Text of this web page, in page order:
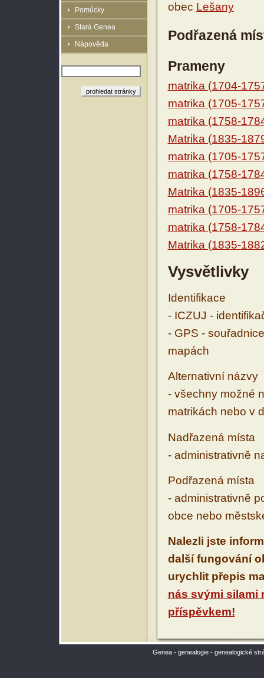
Pomůcky
Stará Genea
Nápověda
obec Lešany
Podřazená
Prameny
matrika (1704-
matrika (1705-
matrika (1758-
Matrika (1835-
matrika (1705-
matrika (1758-
Matrika (1835-
matrika (1705-
matrika (1758-
Matrika (1835-
Vysvětlivky
Identifikace
- ICZUJ -
- GPS -
mapách
Alternativní názvy
- všechny možné
matrikách nebo v
Nadřazená místa
- administrativně
Podřazená místa
- administrativně
obce nebo
Nalezli jste
další fungování
urychlit přepis
nás svými silami
příspěvkem!
Genea - genealogie - genealogické